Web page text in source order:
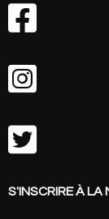



S'INSCRIRE À LA